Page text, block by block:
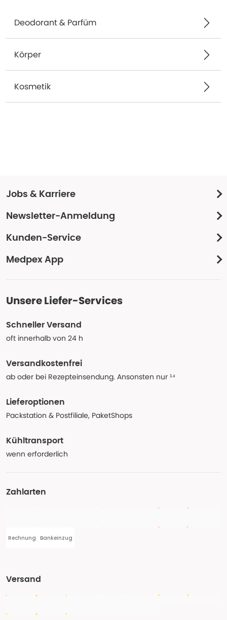
Deodorant & Parfüm
Körper
Kosmetik
Jobs & Karriere
Newsletter-Anmeldung
Kunden-Service
Medpex App
Unsere Liefer-Services
Schneller Versand
oft innerhalb von 24 h
Versandkostenfrei
ab oder bei Rezepteinsendung. Ansonsten nur ¹⁴
Lieferoptionen
Packstation & Postfiliale, PaketShops
Kühltransport
wenn erforderlich
Zahlarten
Rechnung Bankeinzug
Versand